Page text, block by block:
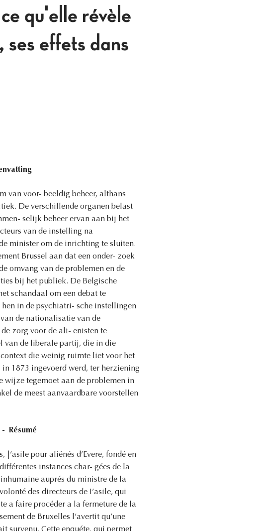
qu'elle révèle
ses effets dans
van voor- beeldig beheer, althans
De verschillende organen belast
selijk beheer ervan aan bij het
van de instelling na
minister om de inrichting te sluiten.
Brussel aan dat een onder- zoek
omvang van de problemen en de
bij het publiek. De Belgische
schandaal om een debat te
in de psychiatri- sche instellingen
de nationalisatie van de
zorg voor de ali- enisten te
van de liberale partij, die in die
die weinig ruimte liet voor het
1873 ingevoerd werd, ter herziening
wijze tegemoet aan de problemen in
de meest aanvaardbare voorstellen
- Résumé
pour aliénés d’Evere, fondé en
instances char- gées de la
auprés du ministre de la
des directeurs de I’asile, qui
a faire procéder a la fermeture de la
de Bruxelles l’avertit qu’une